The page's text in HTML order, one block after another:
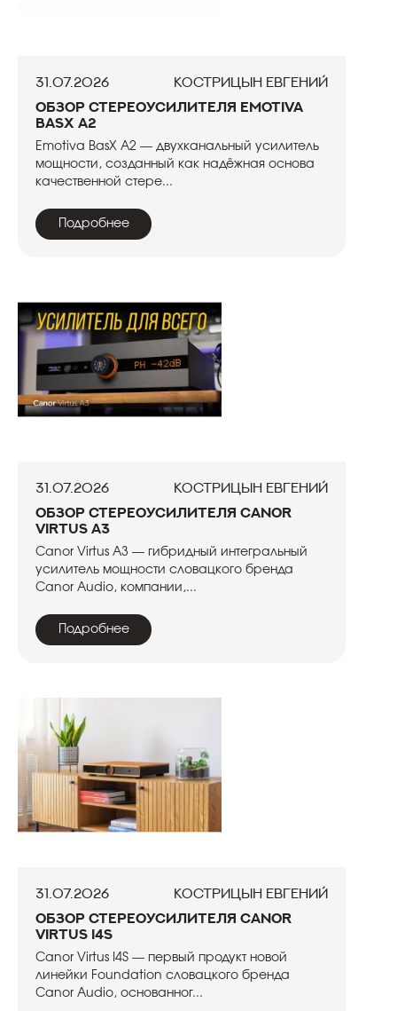
31.07.2026
Кострицын Евгений
Обзор стереоусилителя Emotiva
BasX A2
Emotiva BasX A2 — двухканальный усилитель
мощности, созданный как надёжная основа
качественной стере...
Подробнее
31.07.2026
Кострицын Евгений
Обзор стереоусилителя Canor
Virtus A3
Canor Virtus A3 — гибридный интегральный
усилитель мощности словацкого бренда
Canor Audio, компании,...
Подробнее
31.07.2026
Кострицын Евгений
Обзор стереоусилителя Canor
Virtus I4S
Canor Virtus I4S — первый продукт новой
линейки Foundation словацкого бренда
Canor Audio, основанног...